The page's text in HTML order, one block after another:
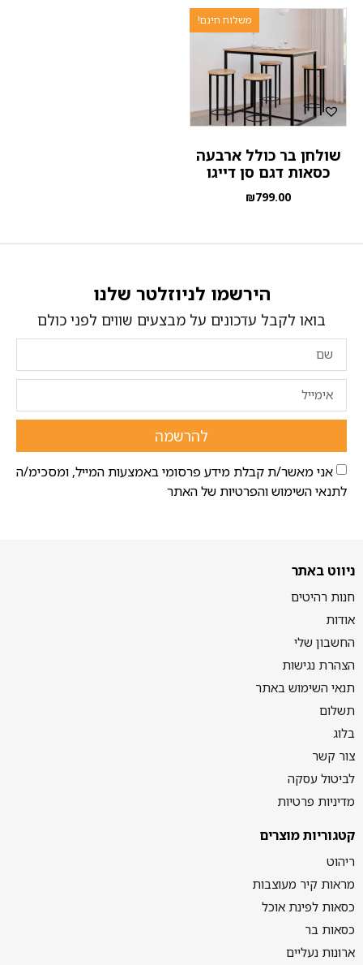
משלוח חינם!
שולחן בר כולל ארבעה
כסאות דגם סן דייגו
₪799.00
הירשמו לניוזלטר שלנו
בואו לקבל עדכונים על מבצעים שווים לפני כולם
אני מאשר/ת קבלת מידע פרסומי באמצעות המייל, ומסכימ/ה
לתנאי השימוש והפרטיות של האתר
להרשמה
ניווט באתר
חנות רהיטים
אודות
החשבון שלי
הצהרת נגישות
תנאי השימוש באתר
תשלום
בלוג
צור קשר
לביטול עסקה
מדיניות פרטיות
קטגוריות מוצרים
ריהוט
מראות קיר מעוצבות
כסאות לפינת אוכל
כסאות בר
ארונות נעליים